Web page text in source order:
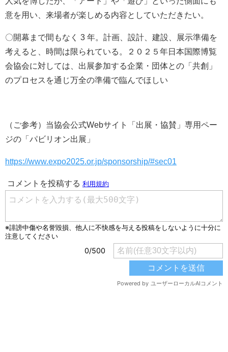
意を用い、来場者が楽しめる内容としていただきたい。
〇開幕まで間もなく 3 年。計画、設計、建設、展示準備を
考えると、時間は限られている。２０２５年日本国際博覧
会協会に対しては、出展参加する企業・団体との「共創」
のプロセスを通じ万全の準備で臨んでほしい
（ご参考）当協会公式Webサイト「出展・協賛」専用ペー
ジの「パビリオン出展」
https://www.expo2025.or.jp/sponsorship/#sec01